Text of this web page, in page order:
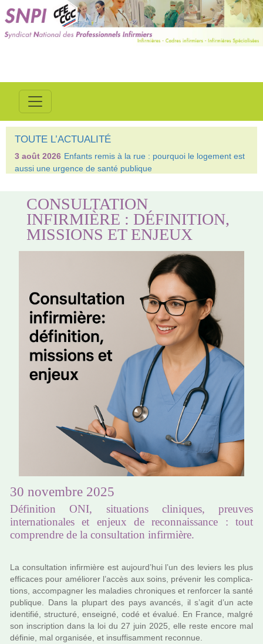
TOUTE L’ACTUALITÉ
3 août 2026 Enfants remis à la rue : pourquoi le logement est
aussi une urgence de santé publique
CONSULTATION
INFIRMIÈRE : DÉFINITION,
MISSIONS ET ENJEUX
30 novembre 2025
Définition ONI, situations cliniques, preuves
internationales et enjeux de reconnaissance : tout
comprendre de la consultation infirmière.
La consul­ta­tion infir­mière est aujourd’hui l’un des leviers les plus
effi­ca­ces pour amé­lio­rer l’accès aux soins, pré­ve­nir les com­pli­ca­
tions, accom­pa­gner les mala­dies chro­ni­ques et ren­for­cer la santé
publi­que. Dans la plu­part des pays avan­cés, il s’agit d’un acte
iden­ti­fié, struc­turé, ensei­gné, codé et évalué. En France, malgré
son ins­crip­tion dans la loi du 27 juin 2025, elle reste encore mal
défi­nie, mal orga­ni­sée, et insuf­fi­sam­ment reconnue.